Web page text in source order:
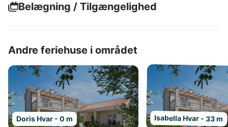
Belægning / Tilgængelighed
Andre feriehuse i området
Doris Hvar - 0 m Isabella Hvar - 33 m